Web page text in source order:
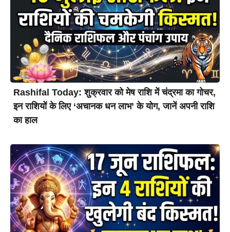
Rashifal Today: शुक्रवार को मेष राशि में चंद्रमा का गोचर,
इन राशियों के लिए ‘अचानक धन लाभ’ के योग, जानें अपनी राशि
का हाल